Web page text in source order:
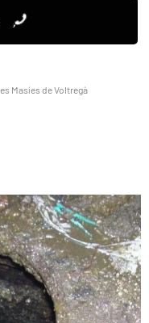
Masíes de Voltregà